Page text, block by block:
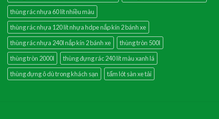
thùng rác nhựa 60 lít nhiều màu
thùng rác nhựa 120 lít nhựa hdpe nắp kín 2 bánh xe
thùng rác nhựa 240l nắp kín 2 bánh xe
thùng tròn 500l
thùng tròn 2000l
thùng đựng rác 240 lít màu xanh lá
thùng đựng ô dù trong khách sạn
tấm lót sàn xe tải